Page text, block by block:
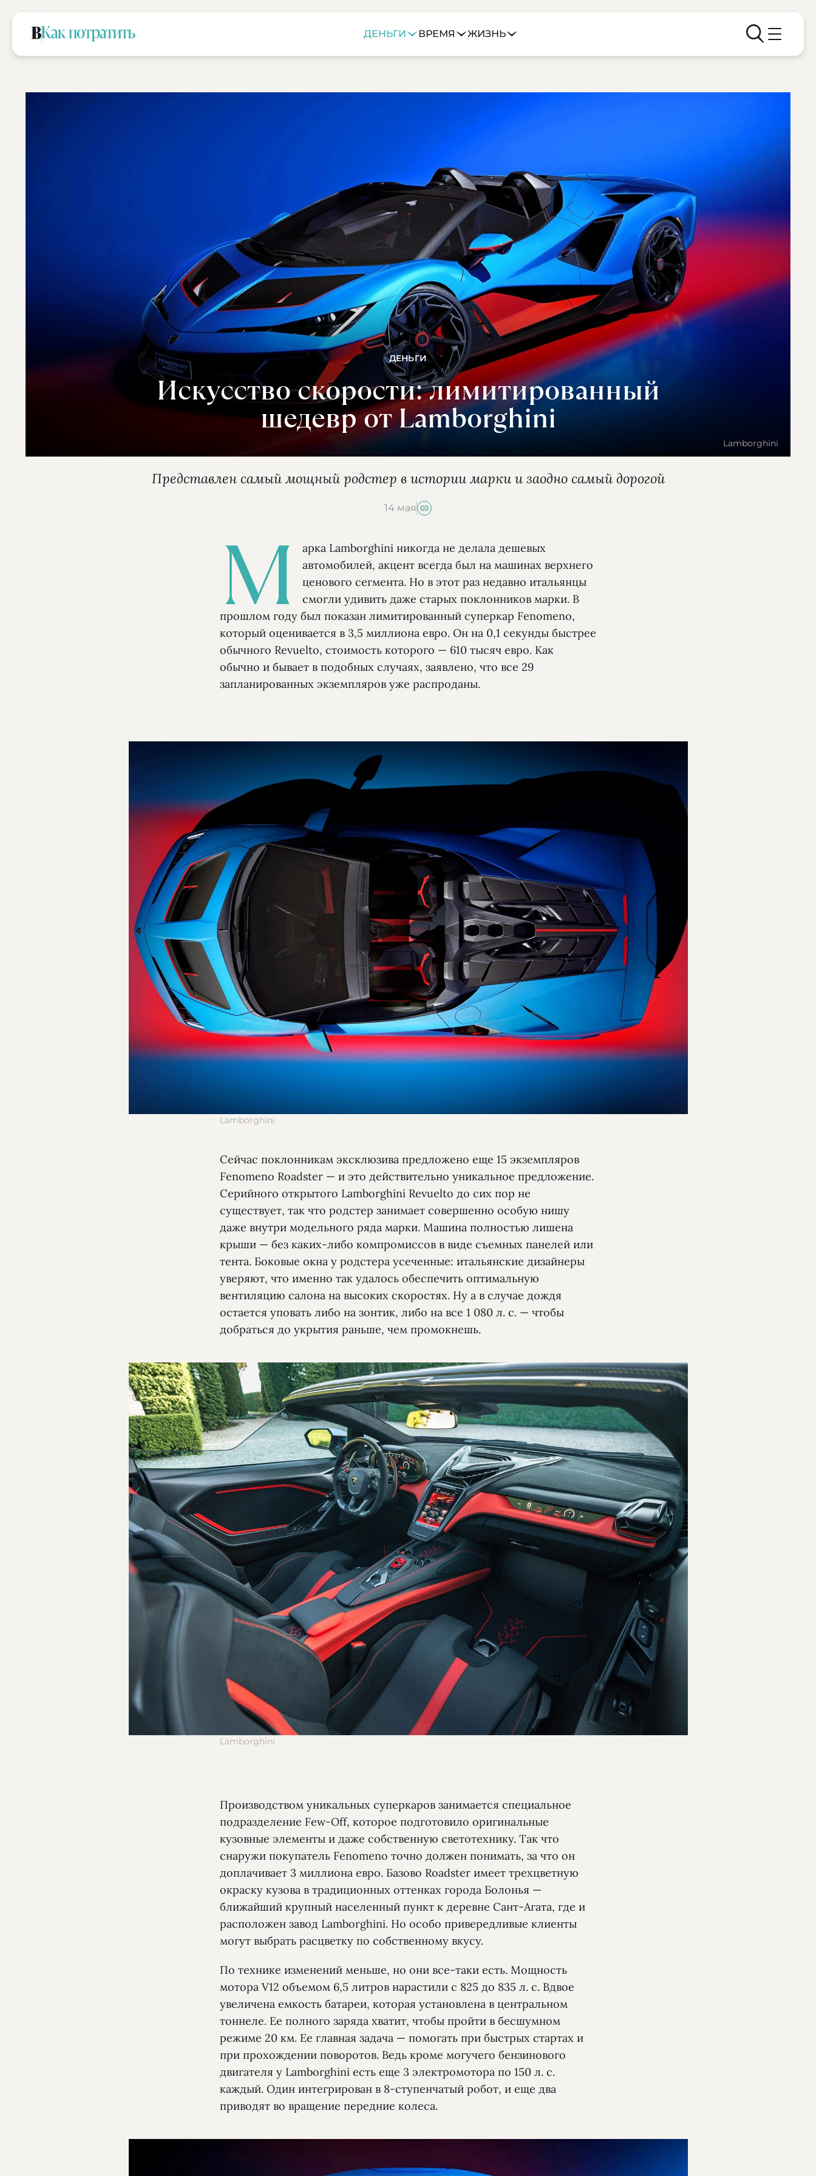
ДЕНЬГИ ВРЕМЯ ЖИЗНЬ
ДЕНЬГИ
Искусство скорости: лимитированный
шедевр от Lamborghini
Lamborghini
Представлен самый мощный родстер в истории марки и заодно самый дорогой
14 мая
М
арка Lamborghini никогда не делала дешевых
автомобилей, акцент всегда был на машинах верхнего
ценового сегмента. Но в этот раз недавно итальянцы
смогли удивить даже старых поклонников марки. В
прошлом году был показан лимитированный суперкар Fenomeno,
который оценивается в 3,5 миллиона евро. Он на 0,1 секунды быстрее
обычного Revuelto, стоимость которого — 610 тысяч евро. Как
обычно и бывает в подобных случаях, заявлено, что все 29
запланированных экземпляров уже распроданы.
Lamborghini
Сейчас поклонникам эксклюзива предложено еще 15 экземпляров
Fenomeno Roadster — и это действительно уникальное предложение.
Серийного открытого Lamborghini Revuelto до сих пор не
существует, так что родстер занимает совершенно особую нишу
даже внутри модельного ряда марки. Машина полностью лишена
крыши — без каких-либо компромиссов в виде съемных панелей или
тента. Боковые окна у родстера усеченные: итальянские дизайнеры
уверяют, что именно так удалось обеспечить оптимальную
вентиляцию салона на высоких скоростях. Ну а в случае дождя
остается уповать либо на зонтик, либо на все 1 080 л. с. — чтобы
добраться до укрытия раньше, чем промокнешь.
Lamborghini
Производством уникальных суперкаров занимается специальное
подразделение Few-Off, которое подготовило оригинальные
кузовные элементы и даже собственную светотехнику. Так что
снаружи покупатель Fenomeno точно должен понимать, за что он
доплачивает 3 миллиона евро. Базово Roadster имеет трехцветную
окраску кузова в традиционных оттенках города Болонья —
ближайший крупный населенный пункт к деревне Сант-Агата, где и
расположен завод Lamborghini. Но особо привередливые клиенты
могут выбрать расцветку по собственному вкусу.
По технике изменений меньше, но они все-таки есть. Мощность
мотора V12 объемом 6,5 литров нарастили с 825 до 835 л. с. Вдвое
увеличена емкость батареи, которая установлена в центральном
тоннеле. Ее полного заряда хватит, чтобы пройти в бесшумном
режиме 20 км. Ее главная задача — помогать при быстрых стартах и
при прохождении поворотов. Ведь кроме могучего бензинового
двигателя у Lamborghini есть еще 3 электромотора по 150 л. с.
каждый. Один интегрирован в 8-ступенчатый робот, и еще два
приводят во вращение передние колеса.